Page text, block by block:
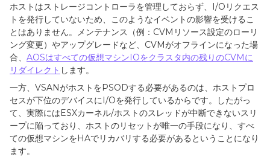
ホストはストレージコントローラを管理しておらず、
I/O リクエス
トを発行していないため、このようなイベントの影響を受けるこ
とはありません。メンテナンス（例： CVM リソース設定のローリ
ング変更）やアップグレードなど、 CVMがオフラインになった場
合、 AOSはすべての仮想マシンIOをクラスタ内の残りのCVMに
リダイレクト します。
一方、 VSANがホストをPSODする必要があるのは、ホストプロ
セスが下位のデバイスにI/Oを発行しているからです。したがっ
て、実際にはESXカーネル/ホストのスレッドが中断できないスリ
ープに陥っており、ホストのリセットが唯一の手段になり、すべ
ての仮想マシンをHAでリカバリする必要があるということになり
ます。